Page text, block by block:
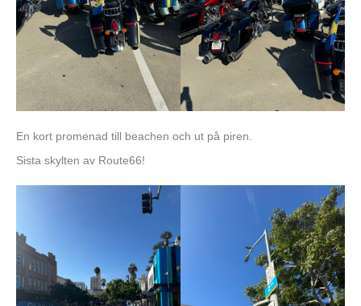
En kort promenad till beachen och ut på piren.
Sista skylten av Route66!